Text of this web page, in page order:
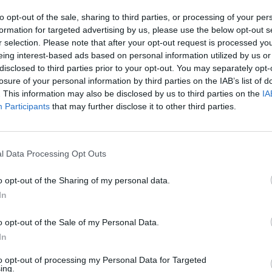
opt-out of the sale, sharing to third parties, or processing of your
for targeted advertising by us, please use the below opt-out
selection. Please note that after your opt-out request is processed
interest-based ads based on personal information utilized by us
to third parties prior to your opt-out. You may separately
of your personal information by third parties on the IAB’s list of
This information may also be disclosed by us to third parties on the
Participants that may further disclose it to other third parties.
Data Processing Opt Outs
opt-out of the Sharing of my personal data.
opt-out of the Sale of my Personal Data.
opt-out of processing my Personal Data for Targeted
500 εκατ. ευρώ για τη
βιώσιμων
18/06/2025 - 13:01